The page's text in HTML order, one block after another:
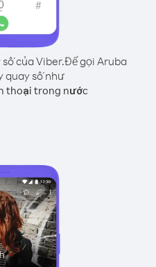
của Viber.Để gọi Aruba
quay số như
thoại trong nước